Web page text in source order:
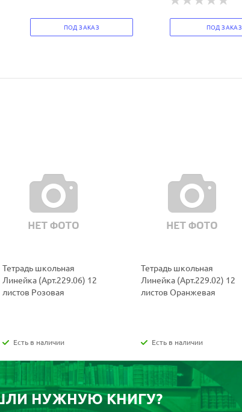
ПОД ЗАКАЗ ПОД ЗАКАЗ
Тетрадь школьная
Линейка (Арт.229.06) 12
листов Розовая
Есть в наличии
Тетрадь школьная
Линейка (Арт.229.02) 12
листов Оранжевая
Есть в наличии
НУЖНУЮ КНИГУ?